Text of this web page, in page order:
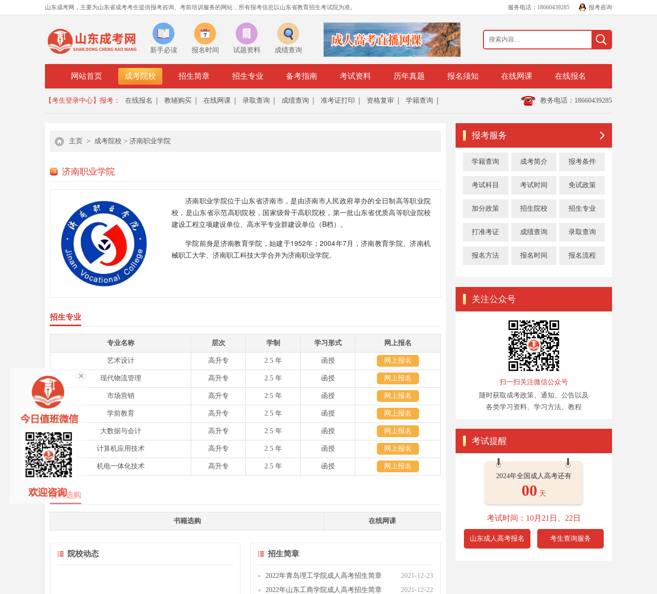
山东成考网，主要为山东省成考考生提供报考咨询、考前培训服务的网站，所有报考信息以山东省教育招生考试院为准。 服务电话：18660439285 报考咨询
新手必读 报名时间 试题资料 成绩查询
网站首页 成考院校 招生简章 招生专业 备考指南 考试资料 历年真题 报名须知 在线网课 在线报名
【考生登录中心】 报考： 在线报名 教辅购买 在线网课 录取查询 成绩查询 准考证打印 资格复审 学籍查询 教务电话：18660439285
主页 > 成考院校 > 济南职业学院
济南职业学院
济南职业学院位于山东省济南市，是由济南市人民政府举办的全日制高等职业院
校，是山东省示范高职院校，国家级骨干高职院校，第一批山东省优质高等职业院校
建设工程立项建设单位、高水平专业群建设单位（B档）。
学院前身是济南教育学院，始建于1952年；2004年7月，济南教育学院、济南机
械职工大学、济南职工科技大学合并为济南职业学院。
招生专业
专业名称 层次 学制 学习形式 网上报名
艺术设计 高升专 2.5 年 函授 网上报名
现代物流管理 高升专 2.5 年 函授 网上报名
市场营销 高升专 2.5 年 函授 网上报名
学前教育 高升专 2.5 年 函授 网上报名
大数据与会计 高升专 2.5 年 函授 网上报名
计算机应用技术 高升专 2.5 年 函授 网上报名
机电一体化技术 高升专 2.5 年 函授 网上报名
资料选购
书籍选购 在线网课
院校动态 招生简章
2021-12-23
2022年青岛理工学院成人高考招生简章
2021-12-22
2022年山东工商学院成人高考招生简章
报考服务
学籍查询 成考简介 报考条件
考试科目 考试时间 免试政策
加分政策 招生院校 招生专业
打准考证 成绩查询 录取查询
报名方法 报名时间 报名流程
关注公众号
扫一扫关注微信公众号
随时获取成考政策、通知、公告以及
各类学习资料、学习方法、教程
考试提醒
2024年全国成人高考还有
00 天
考试时间：10月21日、22日
山东成人高考报名 考生查询服务